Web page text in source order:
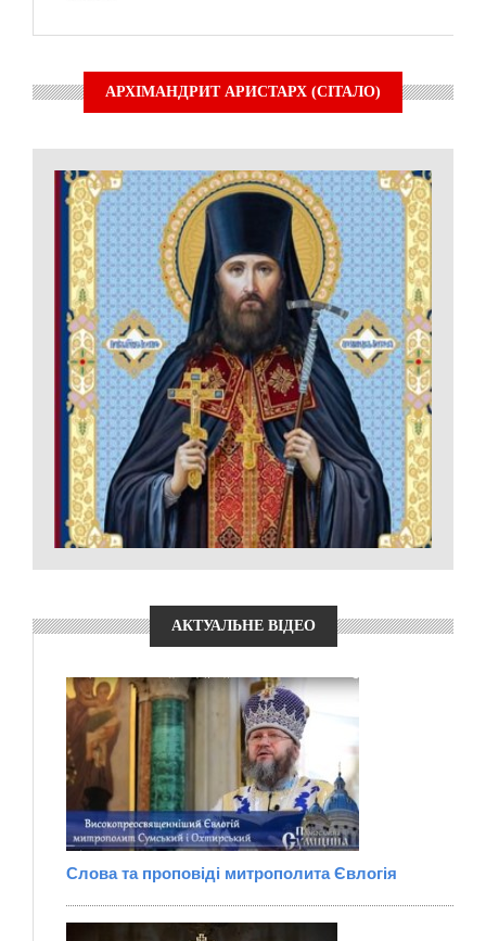
АРХІМАНДРИТ АРИСТАРХ (СІТАЛО)
АКТУАЛЬНЕ ВІДЕО
Слова та проповіді митрополита Євлогія